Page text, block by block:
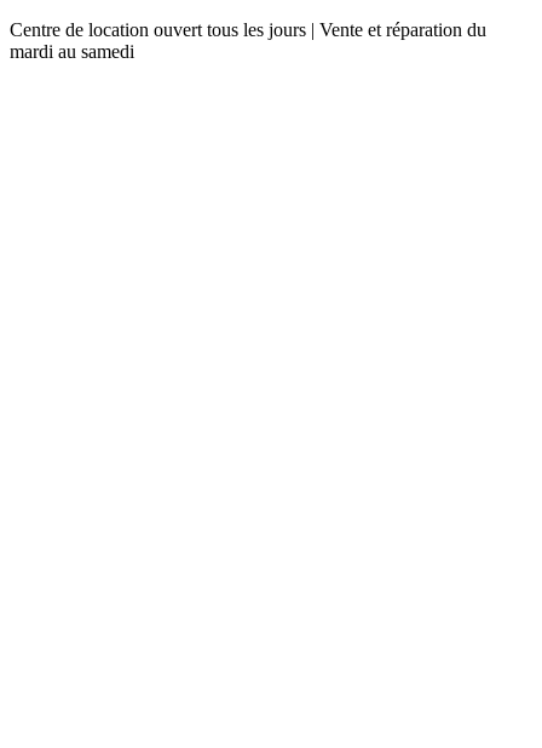
Centre de location ouvert tous les jours | Vente et réparation du
mardi au samedi